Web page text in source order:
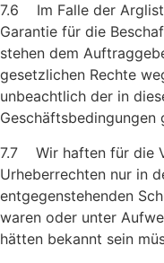
7.6 Im Falle der
Garantie für die
stehen dem
gesetzlichen Rechte
unbeachtlich der in
Geschäftsbedingungen
7.7 Wir haften für die
Urheberrechten nur in
entgegenstehenden
waren oder unter
hätten bekannt sein